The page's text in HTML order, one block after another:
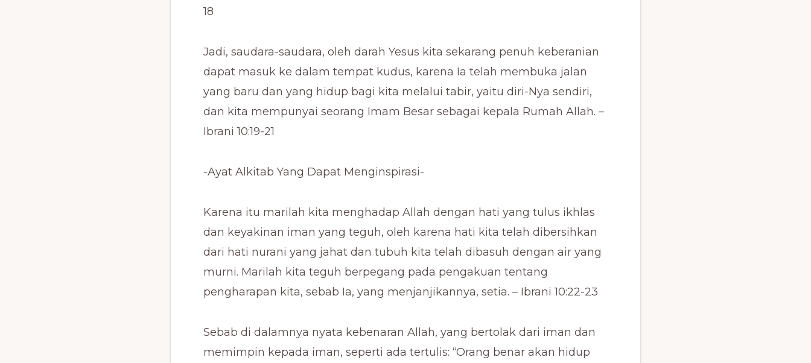
18
Jadi, saudara-saudara, oleh darah Yesus kita sekarang penuh keberanian
dapat masuk ke dalam tempat kudus, karena Ia telah membuka jalan
yang baru dan yang hidup bagi kita melalui tabir, yaitu diri-Nya sendiri,
dan kita mempunyai seorang Imam Besar sebagai kepala Rumah Allah. –
Ibrani 10:19-21
-Ayat Alkitab Yang Dapat Menginspirasi-
Karena itu marilah kita menghadap Allah dengan hati yang tulus ikhlas
dan keyakinan iman yang teguh, oleh karena hati kita telah dibersihkan
dari hati nurani yang jahat dan tubuh kita telah dibasuh dengan air yang
murni. Marilah kita teguh berpegang pada pengakuan tentang
pengharapan kita, sebab Ia, yang menjanjikannya, setia. – Ibrani 10:22-23
Sebab di dalamnya nyata kebenaran Allah, yang bertolak dari iman dan
memimpin kepada iman, seperti ada tertulis: “Orang benar akan hidup